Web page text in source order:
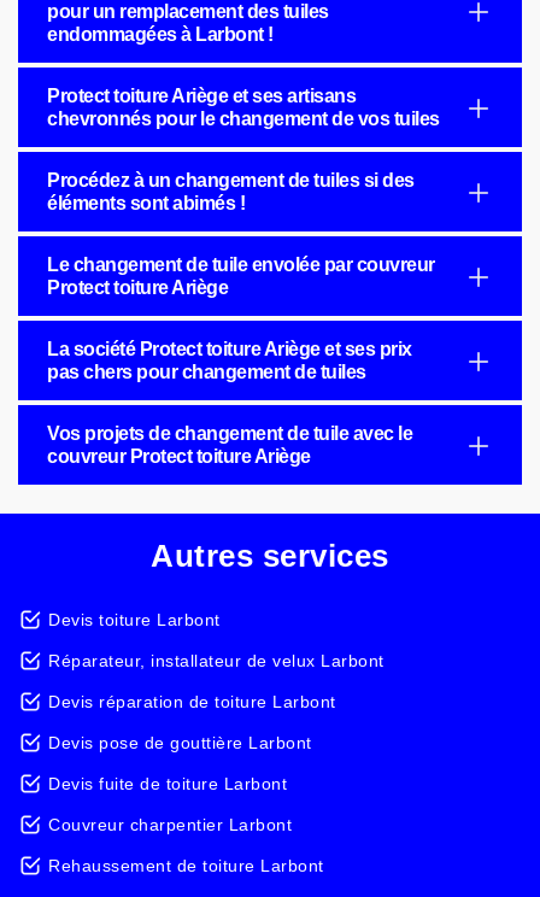
pour un remplacement des tuiles
endommagées à Larbont !
Protect toiture Ariège et ses artisans
chevronnés pour le changement de vos tuiles
Procédez à un changement de tuiles si des
éléments sont abimés !
Le changement de tuile envolée par couvreur
Protect toiture Ariège
La société Protect toiture Ariège et ses prix
pas chers pour changement de tuiles
Vos projets de changement de tuile avec le
couvreur Protect toiture Ariège
Autres services
Devis toiture Larbont
Réparateur, installateur de velux Larbont
Devis réparation de toiture Larbont
Devis pose de gouttière Larbont
Devis fuite de toiture Larbont
Couvreur charpentier Larbont
Rehaussement de toiture Larbont